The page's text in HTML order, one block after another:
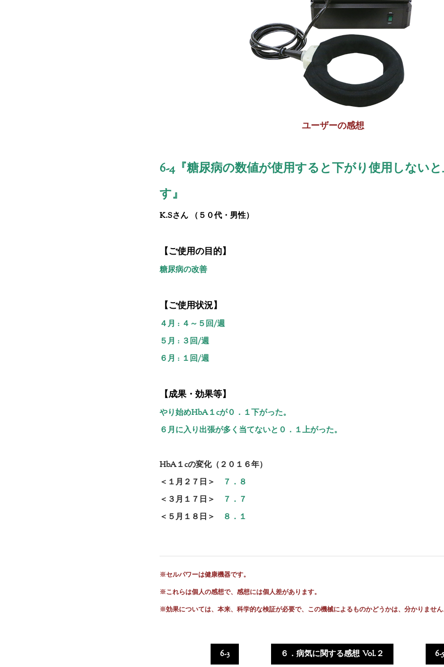
ユーザーの感想
6-4『糖尿病の数値が使用すると下がり使用しない
す』
K.Sさん （５０代・男性）
【ご使用の目的】
糖尿病の改善
【ご使用状況】
４月 : ４～５回/週
５月 : ３回/週
６月 : １回/週
【成果・効果等】
やり始めHbA１cが０．１下がった。
６月に入り出張が多く当てないと０．１上がった。
HbA１cの変化（２０１６年）
＜１月２７日＞
７．８
＜３月１７日＞
７．７
＜５月１８日＞
８．１
※セルパワーは健康機器です。
※これらは個人の感想で、感想には個人差があります。
※効果については、本来、科学的な検証が必要で、この機械によるものかどうかは、分かりませ
6-3 ６．病気に関する感想 Vol.２ 6-5